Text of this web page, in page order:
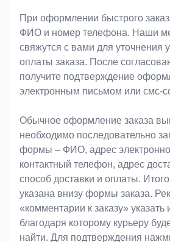
При оформлении быстрого
ФИО и номер телефона. Наши
свяжутся с вами для уточнения
оплаты заказа. После
получите подтверждение
электронным письмом или смс-
Обычное оформление заказа
необходимо последовательно
формы – ФИО, адрес
контактный телефон, адрес
способ доставки и оплаты.
указана внизу формы заказа.
«комментарии к заказу»
благодаря которому курьеру
найти. Для подтверждения